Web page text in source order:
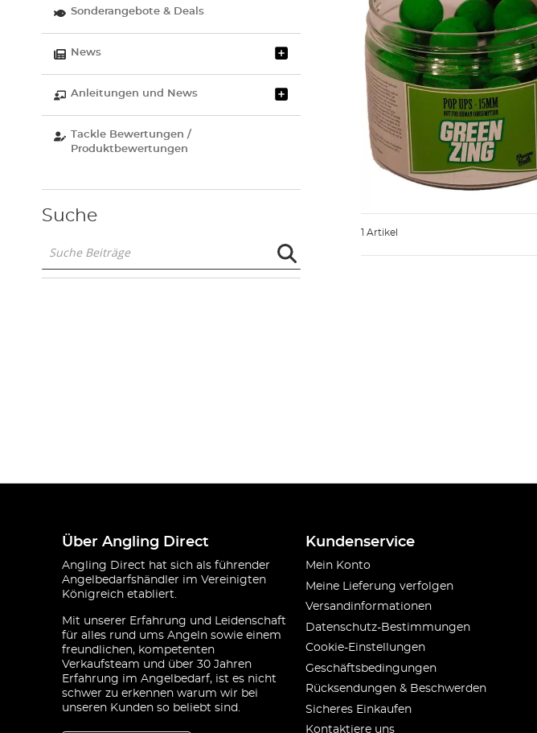
1 Artikel
Sonderangebote & Deals
News
Anleitungen und News
Tackle Bewertungen /
Produktbewertungen
Suche
Beiträge
Über Angling Direct
Angling Direct hat sich als führender
Angelbedarfshändler im Vereinigten
Königreich etabliert.
Mit unserer Erfahrung und Leidenschaft
für alles rund ums Angeln sowie einem
freundlichen, kompetenten
Verkaufsteam und über 30 Jahren
Erfahrung im Angelbedarf, ist es nicht
schwer zu erkennen warum wir bei
unseren Kunden so beliebt sind.
Kundenservice
Mein Konto
Meine Lieferung verfolgen
Versandinformationen
Datenschutz-Bestimmungen
Cookie-Einstellungen
Geschäftsbedingungen
Rücksendungen & Beschwerden
Sicheres Einkaufen
Kontaktiere uns